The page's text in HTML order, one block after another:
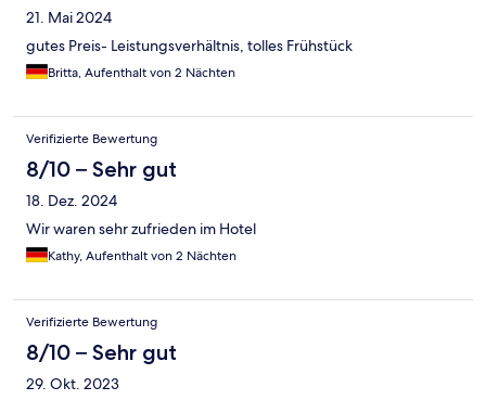
21. Mai 2024
gutes Preis- Leistungsverhältnis, tolles Frühstück
Britta, Aufenthalt von 2 Nächten
Verifizierte Bewertung
8/10 – Sehr gut
18. Dez. 2024
Wir waren sehr zufrieden im Hotel
Kathy, Aufenthalt von 2 Nächten
Verifizierte Bewertung
8/10 – Sehr gut
29. Okt. 2023